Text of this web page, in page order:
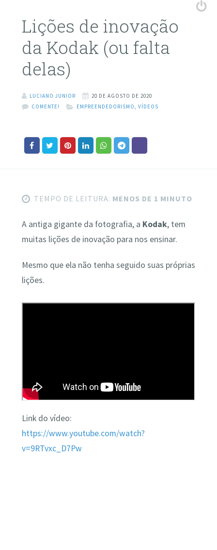
Lições de inovação
da Kodak (ou falta
delas)
LUCIANO JUNIOR
20 DE AGOSTO DE 2020
COMENTE!
EMPREENDEDORISMO VÍDEOS
TEMPO DE LEITURA: MENOS DE 1 MINUTO
A antiga gigante da fotografia, a Kodak, tem
muitas lições de inovação para nos ensinar.
Mesmo que ela não tenha seguido suas próprias
lições.
Link do vídeo:
https://www.youtube.com/watch?
v=9RTvxc_D7Pw